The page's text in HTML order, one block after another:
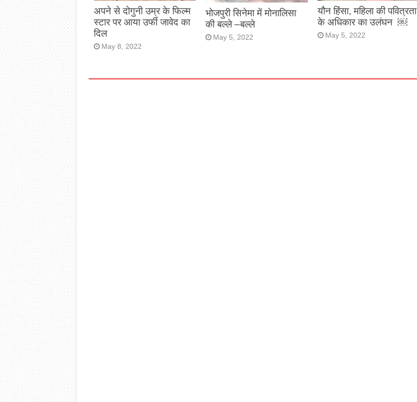
अपने से दोगुनी उम्र के फिल्म
स्टार पर आया उर्फी जावेद का
दिल
May 8, 2022
भोजपुरी सिनेमा में मोनालिसा
की बल्ले –बल्ले
May 5, 2022
यौन हिंसा, महिला की पवित्रता
के अधिकार का उलंघन ￼
May 5, 2022